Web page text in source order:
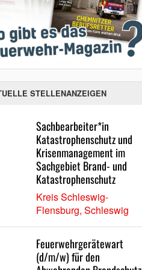
STELLENANZEIGEN
Sachbearbeiter*in
Katastrophenschutz und
Krisenmanagement im
Sachgebiet Brand- und
Katastrophenschutz
Kreis Schleswig-
Flensburg, Schleswig
Feuerwehrgerätewart
(d/m/w) für den